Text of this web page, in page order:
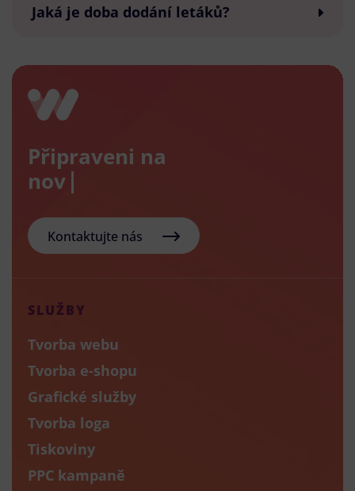
Jaká je doba dodání letáků?
Připraveni na
nový e-sh
Kontaktujte nás
SLUŽBY
Tvorba webu
Tvorba e-shopu
Grafické služby
Tvorba loga
Tiskoviny
PPC kampaně